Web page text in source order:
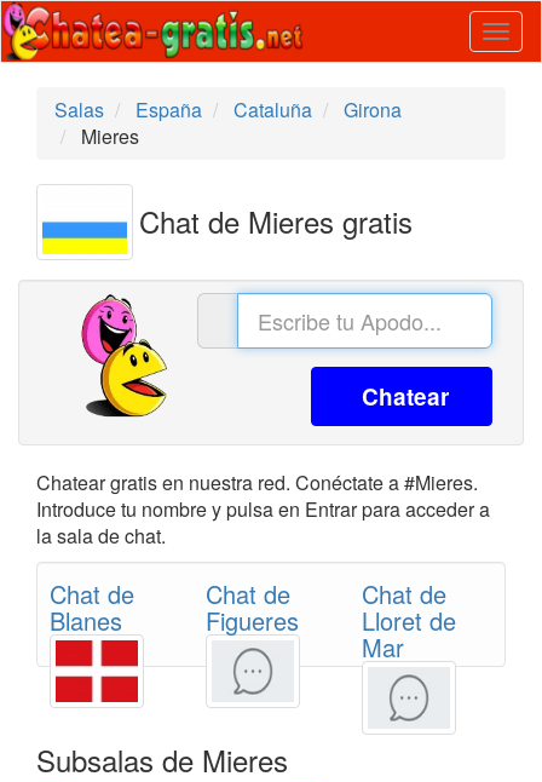
Salas
España Cataluña
Girona
Mieres
Chat de Mieres gratis
Chatear
Chatear gratis en nuestra red. Conéctate a #Mieres.
Introduce tu nombre y pulsa en Entrar para acceder a
la sala de chat.
Chat de
Blanes
Chat de
Figueres
Chat de
Lloret de
Mar
Subsalas de Mieres